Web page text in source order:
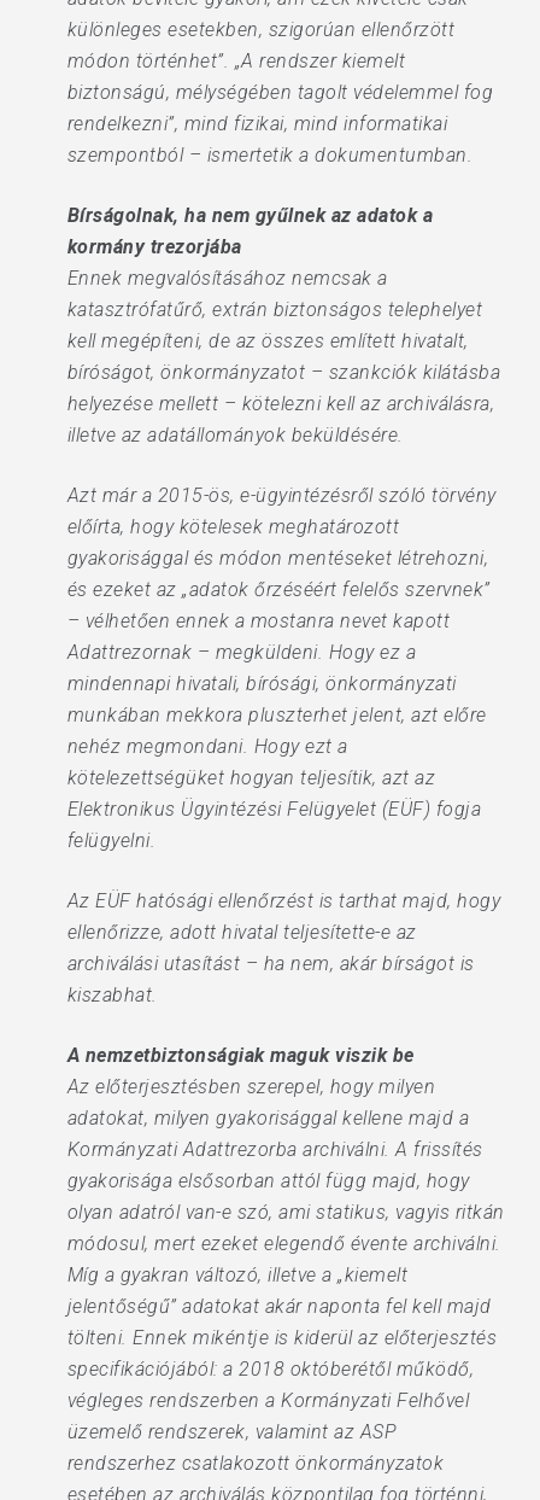
különleges esetekben, szigorúan ellenőrzött
módon történhet”. „A rendszer kiemelt
biztonságú, mélységében tagolt védelemmel fog
rendelkezni”, mind fizikai, mind informatikai
szempontból – ismertetik a dokumentumban.
Bírságolnak, ha nem gyűlnek az adatok a
kormány trezorjába
Ennek megvalósításához nemcsak a
katasztrófatűrő, extrán biztonságos telephelyet
kell megépíteni, de az összes említett hivatalt,
bíróságot, önkormányzatot – szankciók kilátásba
helyezése mellett – kötelezni kell az archiválásra,
illetve az adatállományok beküldésére.
Azt már a 2015-ös, e-ügyintézésről szóló törvény
előírta, hogy kötelesek meghatározott
gyakorisággal és módon mentéseket létrehozni,
és ezeket az „adatok őrzéséért felelős szervnek”
– vélhetően ennek a mostanra nevet kapott
Adattrezornak – megküldeni. Hogy ez a
mindennapi hivatali, bírósági, önkormányzati
munkában mekkora pluszterhet jelent, azt előre
nehéz megmondani. Hogy ezt a
kötelezettségüket hogyan teljesítik, azt az
Elektronikus Ügyintézési Felügyelet (EÜF) fogja
felügyelni.
Az EÜF hatósági ellenőrzést is tarthat majd, hogy
ellenőrizze, adott hivatal teljesítette-e az
archiválási utasítást – ha nem, akár bírságot is
kiszabhat.
A nemzetbiztonságiak maguk viszik be
Az előterjesztésben szerepel, hogy milyen
adatokat, milyen gyakorisággal kellene majd a
Kormányzati Adattrezorba archiválni. A frissítés
gyakorisága elsősorban attól függ majd, hogy
olyan adatról van-e szó, ami statikus, vagyis ritkán
módosul, mert ezeket elegendő évente archiválni.
Míg a gyakran változó, illetve a „kiemelt
jelentőségű” adatokat akár naponta fel kell majd
tölteni. Ennek mikéntje is kiderül az előterjesztés
specifikációjából: a 2018 októberétől működő,
végleges rendszerben a Kormányzati Felhővel
üzemelő rendszerek, valamint az ASP
rendszerhez csatlakozott önkormányzatok
esetében az archiválás központilag fog történni,